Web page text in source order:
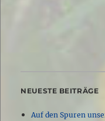
NEUESTE BEITRÄGE
Auf den Spuren